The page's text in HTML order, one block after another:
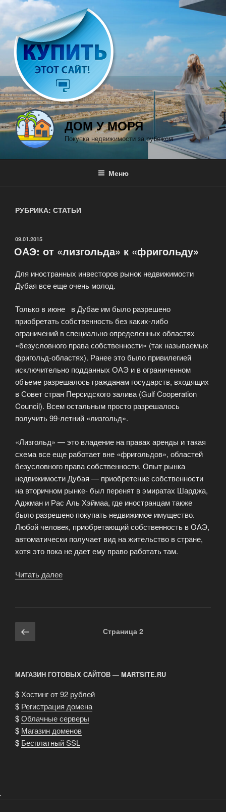
Перейти
содержимому
ДОМ У МОРЯ
Покупка недвижимости за рубежом
Меню
РУБРИКА: СТАТЬИ
ОПУБЛИКОВАНО
09.01.2015
ОАЭ: от «лизгольда» к «фригольду»
Для иностранных инвесторов рынок недвижимости
Дубая все еще очень молод.
Только в июне в Дубае им было разрешено
приобретать собственность без каких-либо
ограничений в специально определенных областях
«безусловного права собственности» (так называемых
фригольд-областях). Ранее это было привилегией
исключительно подданных ОАЭ и в ограниченном
объеме разрешалось гражданам государств, входящих
в Совет стран Персидского залива (Gulf Cooperation
Council). Всем остальным просто разрешалось
получить 99-летний «лизгольд».
«Лизгольд» — это владение на правах аренды и такая
схема все еще работает вне «фригольдов», областей
безусловного права собственности. Опыт рынка
недвижимости Дубая — приобретение собственности
на вторичном рынке- был перенят в эмиратах Шарджа,
Аджман и Рас Аль Хэймаа, где иностранцам также
было разрешено покупать недвижимое имущество.
Любой человек, приобретающий собственность в ОАЭ,
автоматически получает вид на жительство в стране,
хотя это пока не дает ему право работать там.
Читать далее
Навигация
по
Предыдущая
страница
Страница 2
МАГАЗИН ГОТОВЫХ САЙТОВ — MARTSITE.RU
$ Хостинг от 92 рублей
$ Регистрация домена
$Облачные серверы
$ Магазин доменов
$ Бесплатный SSL
.